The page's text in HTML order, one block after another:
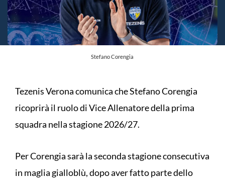
Stefano Corengia
Tezenis Verona comunica che Stefano Corengia
ricoprirà il ruolo di Vice Allenatore della prima
squadra nella stagione 2026/27.
Per Corengia sarà la seconda stagione consecutiva
in maglia gialloblù, dopo aver fatto parte dello